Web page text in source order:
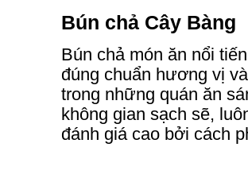
Bún chả Cây Bàng
Bún chả món ăn nổi
đúng chuẩn hương vị
trong những quán ăn
không gian sạch sẽ,
đánh giá cao bởi cách